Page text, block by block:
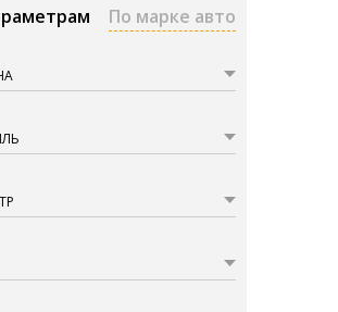
По марке авто